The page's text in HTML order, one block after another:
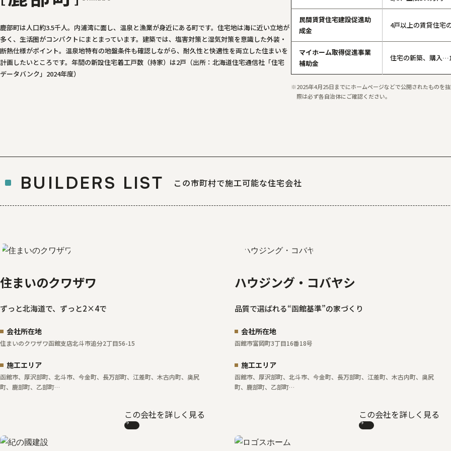
鹿部町は人口約3.5千人。内浦湾に面し、温泉と漁業が身近にある町です。住宅地は海に近い立地が
多く、生活圏がコンパクトにまとまっています。建築では、塩害対策と湿気対策を意識した外装・
断熱仕様がポイント。温泉地特有の地盤条件も確認しながら、耐久性と快適性を両立した住まいを
計画したいところです。年間の新設住宅着工戸数（持家）は2戸（出所：北海道住宅通信社「住宅
データバンク」2024年度）
民間賃貸住宅建設促進助
成金
4戸以上の賃貸住宅
マイホーム取得促進事業
補助金
住宅の新築、購入
2025年4月25日までにホームページなどで公開されたものを
際は必ず各自治体にご確認ください。
BUILDERS LIST この市町村で施工可能な住宅会社
住まいのクワザワ
ずっと北海道で、ずっと2×4で
会社所在地
住まいのクワザワ函館支店北斗市追分2丁目56-15
施工エリア
函館市、厚沢部町、北斗市、今金町、長万部町、江差町、木古内町、奥尻
町、鹿部町、乙部町…
この会社を詳しく見る
ハウジング・コバヤシ
品質で選ばれる“函館基準”の家づくり
会社所在地
函館市富岡町3丁目16番18号
施工エリア
函館市、厚沢部町、北斗市、今金町、長万部町、江差町、木古内町、奥尻
町、鹿部町、乙部町…
この会社を詳しく見る